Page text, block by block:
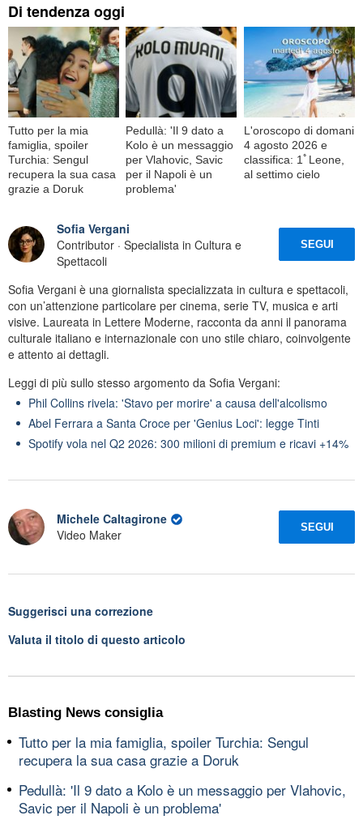
Di tendenza oggi
Tutto per la mia
famiglia, spoiler
Turchia: Sengul
recupera la sua casa
grazie a Doruk
Pedullà: 'Il 9 dato a
Kolo è un messaggio
per Vlahovic, Savic
per il Napoli è un
problema'
L'oroscopo di domani
4 agosto 2026 e
classifica: 1ﾟLeone,
al settimo cielo
Sofia Vergani
Contributor · Specialista in Cultura e
Spettacoli
SEGUI
Sofia Vergani è una giornalista specializzata in cultura e spettacoli,
con un’attenzione particolare per cinema, serie TV, musica e arti
visive. Laureata in Lettere Moderne, racconta da anni il panorama
culturale italiano e internazionale con uno stile chiaro, coinvolgente
e attento ai dettagli.
Leggi di più sullo stesso argomento da Sofia Vergani:
Phil Collins rivela: 'Stavo per morire' a causa dell'alcolismo
Abel Ferrara a Santa Croce per 'Genius Loci': legge Tinti
Spotify vola nel Q2 2026: 300 milioni di premium e ricavi +14%
Michele Caltagirone
Video Maker
SEGUI
Suggerisci una correzione
Valuta il titolo di questo articolo
Blasting News consiglia
Tutto per la mia famiglia, spoiler Turchia: Sengul
recupera la sua casa grazie a Doruk
Pedullà: 'Il 9 dato a Kolo è un messaggio per Vlahovic,
Savic per il Napoli è un problema'